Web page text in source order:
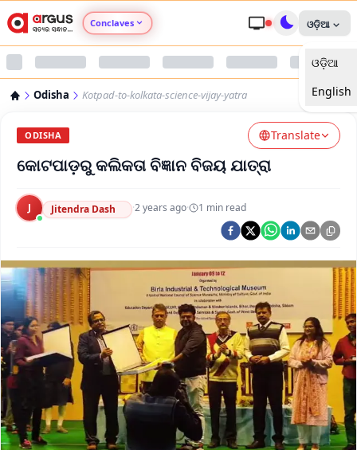
Conclaves
Argus Nari Shakti
Argus Swaad Odisha
Argus Chalo Dekhein Apna Desh
ଓଡ଼ିଆ
ଓଡ଼ିଆ
English
Odisha Kotpad-to-kolkata-science-vijay-yatra
ODISHA Translate
କୋଟପାଡ଼ରୁ କଲିକତା ବିଜ୍ଞାନ ବିଜୟ ଯାତ୍ରା
J Jitendra Dash ·2 years ago· 1 min read